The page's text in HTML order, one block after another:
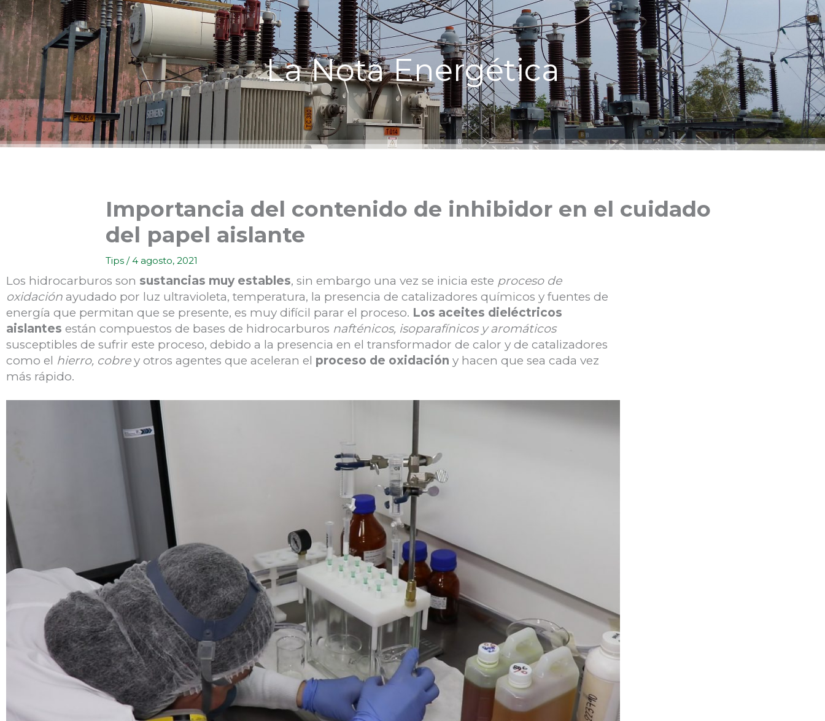
Ir
al
contenido
La Nota Energética
Importancia del contenido de inhibidor en el cuidado
del papel aislante
Tips /4 agosto, 2021
Los hidrocarburos son sustancias muy estables, sin embargo una vez se inicia este proceso de
oxidación ayudado por luz ultravioleta, temperatura, la presencia de catalizadores químicos y fuentes de
energía que permitan que se presente, es muy difícil parar el proceso. Los aceites dieléctricos
aislantes están compuestos de bases de hidrocarburos nafténicos, isoparafínicos y aromáticos
susceptibles de sufrir este proceso, debido a la presencia en el transformador de calor y de catalizadores
como el hierro, cobrey otros agentes que aceleran el proceso de oxidación y hacen que sea cada vez
más rápido.